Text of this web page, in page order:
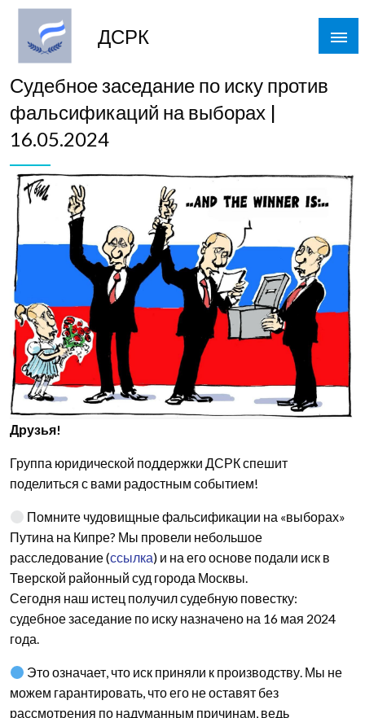
Skip
content
ДСРК
Судебное заседание по иску против
фальсификаций на выборах |
16.05.2024
Друзья!
Группа юридической поддержки ДСРК спешит
поделиться с вами радостным событием!
Помните чудовищные фальсификации на «выборах»
Путина на Кипре? Мы провели небольшое
расследование (ссылка) и на его основе подали иск в
Тверской районный суд города Москвы.
Сегодня наш истец получил судебную повестку:
судебное заседание по иску назначено на 16 мая 2024
года.
Это означает, что иск приняли к производству. Мы не
можем гарантировать, что его не оставят без
рассмотрения по надуманным причинам, ведь